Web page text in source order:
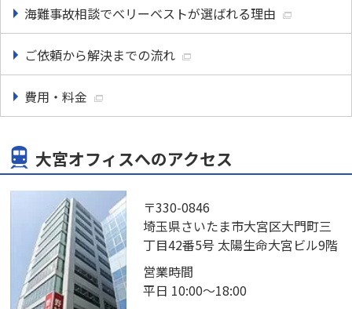
海難事故相談でべリーベストが選ばれる理由
ご依頼から解決までの流れ
費用・料金
大宮オフィスへのアクセス
〒330-0846
埼玉県さいたま市大宮区大門町三
丁目42番5号 太陽生命大宮ビル9階
営業時間
平日 10:00～18:00